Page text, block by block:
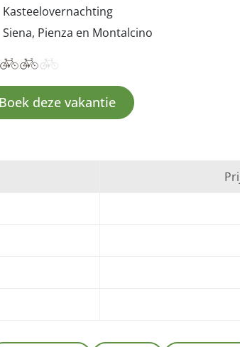
Kasteelovernachting
Siena, Pienza en Montalcino
Boek deze vakantie